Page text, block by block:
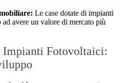
Le case dotate di impianti
avere un valore di mercato più
Fotovoltaici: